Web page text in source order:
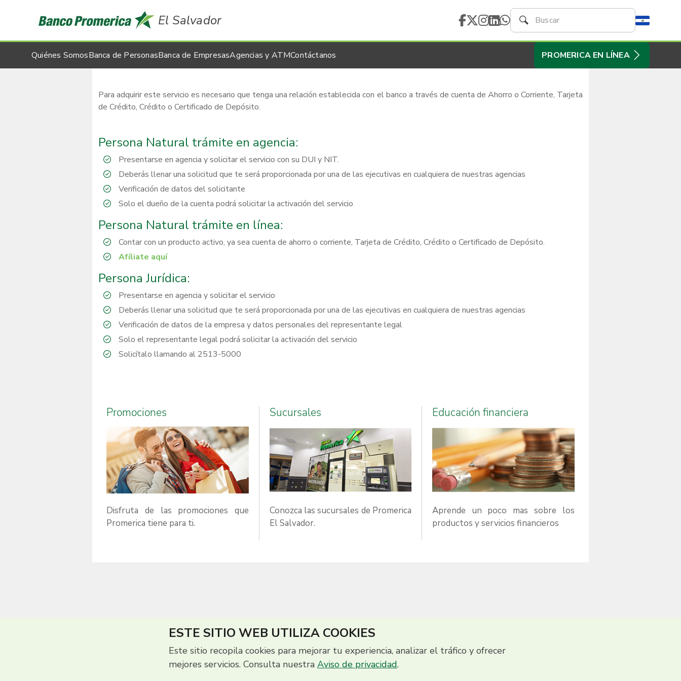
El Salvador
Quiénes SomosBanca de PersonasBanca de EmpresasAgencias y ATMContáctanos PROMERICA EN LÍNEA
Para adquirir este servicio es necesario que tenga una relación establecida con el banco a través de cuenta de Ahorro o Corriente, Tarjeta
de Crédito, Crédito o Certificado de Depósito.
Persona Natural trámite en agencia:
Presentarse en agencia y solicitar el servicio con su DUI y NIT.
Deberás llenar una solicitud que te será proporcionada por una de las ejecutivas en cualquiera de nuestras agencias
Verificación de datos del solicitante
Solo el dueño de la cuenta podrá solicitar la activación del servicio
Persona Natural trámite en línea:
Contar con un producto activo, ya sea cuenta de ahorro o corriente, Tarjeta de Crédito, Crédito o Certificado de Depósito.
Afíliate aquí
Persona Jurídica:
Presentarse en agencia y solicitar el servicio
Deberás llenar una solicitud que te será proporcionada por una de las ejecutivas en cualquiera de nuestras agencias
Verificación de datos de la empresa y datos personales del representante legal
Solo el representante legal podrá solicitar la activación del servicio
Solicítalo llamando al 2513-5000
Promociones
Disfruta de las promociones que
Promerica tiene para ti.
Sucursales
Conozca las sucursales de Promerica
El Salvador.
Educación financiera
Aprende un poco mas sobre los
productos y servicios financieros
ESTE SITIO WEB UTILIZA COOKIES
Este sitio recopila cookies para mejorar tu experiencia, analizar el tráfico y ofrecer
mejores servicios. Consulta nuestra Aviso de privacidad.